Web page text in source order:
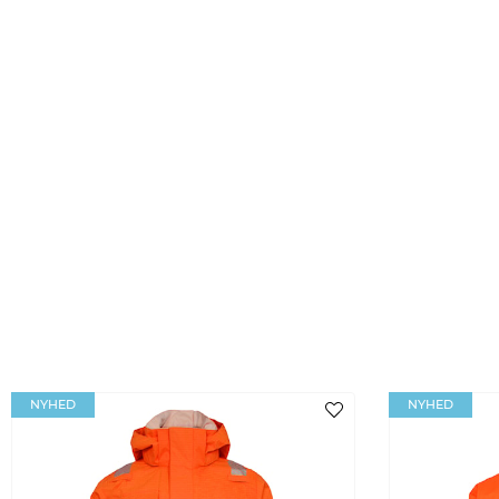
NYHED NYHED